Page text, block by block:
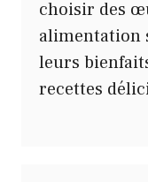
choisir des
alimentation
leurs
recettes